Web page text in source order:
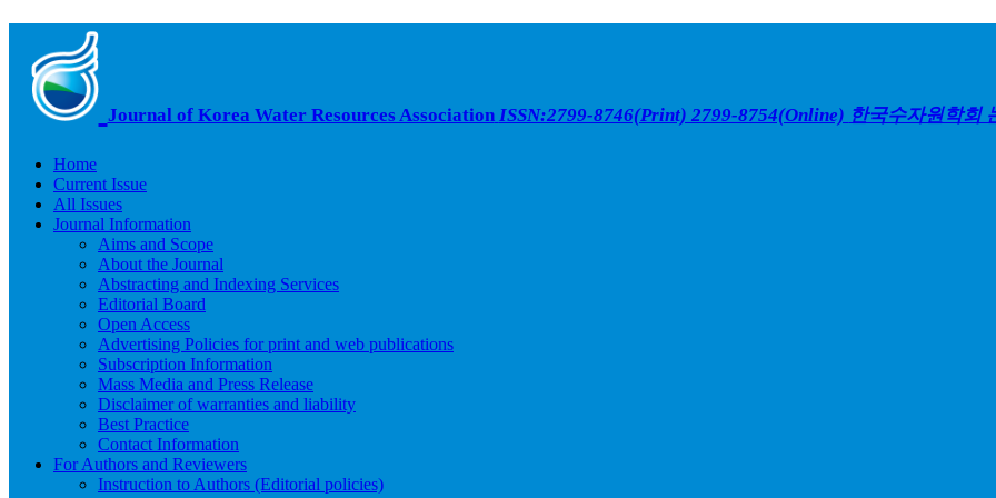
Journal of Korea Water Resources Association ISSN:2799-8746(Print) 2799-8754(Online) 한국수자원학회
Home
Current Issue
All Issues
Journal Information
Aims and Scope
About the Journal
Abstracting and Indexing Services
Editorial Board
Open Access
Advertising Policies for print and web publications
Subscription Information
Mass Media and Press Release
Disclaimer of warranties and liability
Best Practice
Contact Information
For Authors and Reviewers
Instruction to Authors (Editorial policies)